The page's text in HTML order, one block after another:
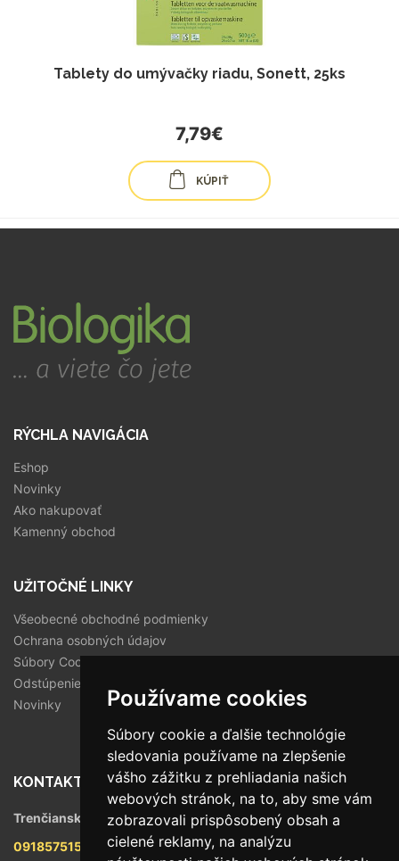
Používame cookies
Súbory cookie a ďalšie technológie
sledovania používame na zlepšenie
vášho zážitku z prehliadania našich
webových stránok, na to, aby sme vám
zobrazovali prispôsobený obsah a
cielené reklamy, na analýzu
Tablety do umývačky riadu, Sonett, 25ks
7,79€
KÚPIŤ
RÝCHLA NAVIGÁCIA
Eshop
Novinky
Ako nakupovať
Kamenný obchod
UŽITOČNÉ LINKY
Všeobecné obchodné podmienky
Ochrana osobných údajov
Súbory Cookies
Odstúpenie od zmluvy
Novinky
KONTAKT
Trenčianska 56/F, 821 09 Bratislava
0918575158